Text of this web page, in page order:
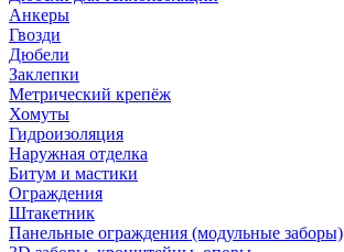
Анкеры
Гвозди
Дюбели
Заклепки
Метрический крепёж
Хомуты
Гидроизоляция
Наружная отделка
Битум и мастики
Ограждения
Штакетник
Панельные ограждения (модульные заборы)